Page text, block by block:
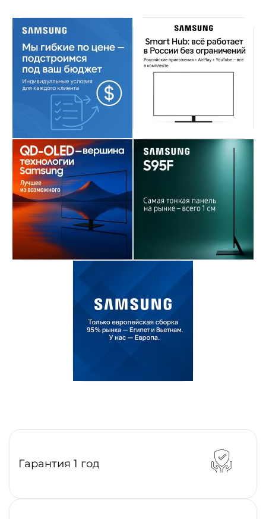
Гарантия 1 год